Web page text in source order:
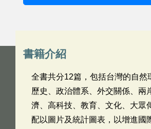
書籍介紹
全書共分12篇，包括台灣的自然
歷史、政治體系、外交關係、兩
濟、高科技、教育、文化、大眾
配以圖片及統計圖表，以增進國